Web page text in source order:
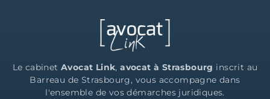
Le cabinetAvocat Link,avocat à Strasbourg inscrit au
Barreau de Strasbourg, vous accompagne dans
l'ensemble de vos démarches juridiques.